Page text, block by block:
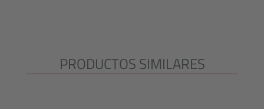
Omitir la galería de productos
PRODUCTOS SIMILARES